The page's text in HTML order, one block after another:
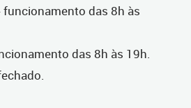
das 8h às
das 8h às 19h.